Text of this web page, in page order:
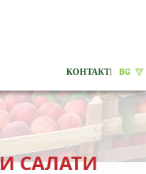
КОНТАКТ| BG
Верига